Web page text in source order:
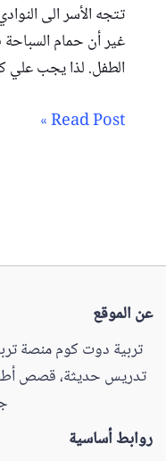
تتجه الأسر الى
غير أن حمام السباحة
الطفل. لذا يجب
Read Post »
عن الموقع
تربية دوت كوم منصة
تدريس حديثة، قصص
روابط أساسية